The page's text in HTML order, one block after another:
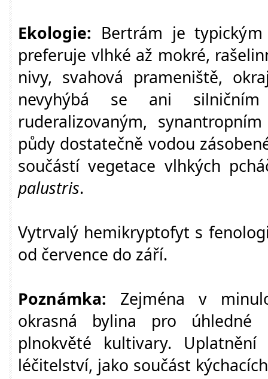
Ekologie: Bertrám je
preferuje vlhké až mokré,
nivy, svahová prameniště,
nevyhýbá se ani
ruderalizovaným,
půdy dostatečně vodou
součástí vegetace vlhkých
palustris.
Vytrvalý hemikryptofyt s
od července do září.
Poznámka: Zejména v
okrasná bylina pro úhledné
plnokvěté kultivary.
léčitelství, jako součást